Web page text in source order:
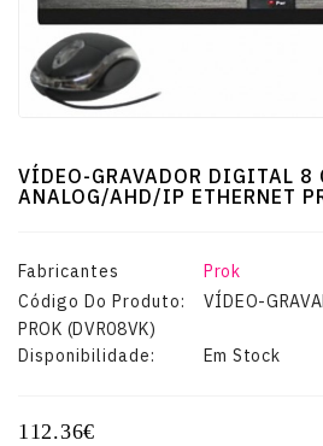
Instrumentos
De
Cordas
Percussão
TV-
VIDEO-
MULTIMÉDIA
VÍDEO-GRAVADOR DIGITAL 8
ANALOG/AHD/IP ETHERNET
Fabricantes
Prok
Código Do Produto:
VÍDEO-
PROK (DVR08VK)
Disponibilidade:
Em Stock
112.36€